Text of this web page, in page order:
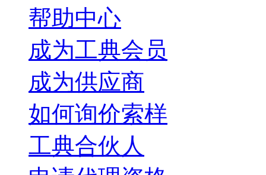
帮助中心
成为工典会员
成为供应商
如何询价索样
工典合伙人